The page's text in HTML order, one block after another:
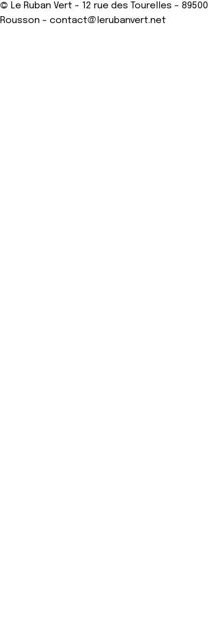
© Le Ruban Vert - 12 rue des Tourelles - 89500
Rousson - contact@lerubanvert.net